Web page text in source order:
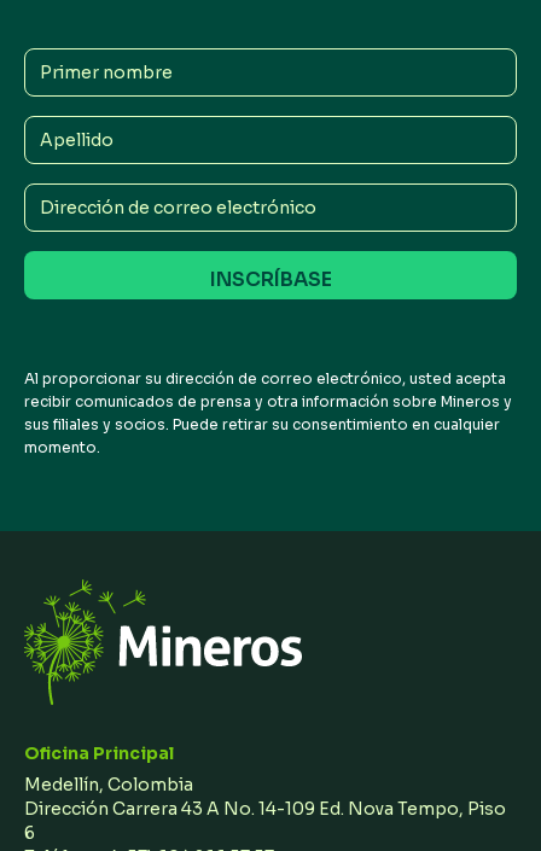
Primer
nombre
Apellido
Dirección
de
correo
electrónico
Al proporcionar su dirección de correo electrónico, usted acepta
recibir comunicados de prensa y otra información sobre Mineros y
sus filiales y socios. Puede retirar su consentimiento en cualquier
momento.
Oficina Principal
Medellín, Colombia
Dirección Carrera 43 A No. 14-109 Ed. Nova Tempo, Piso
6